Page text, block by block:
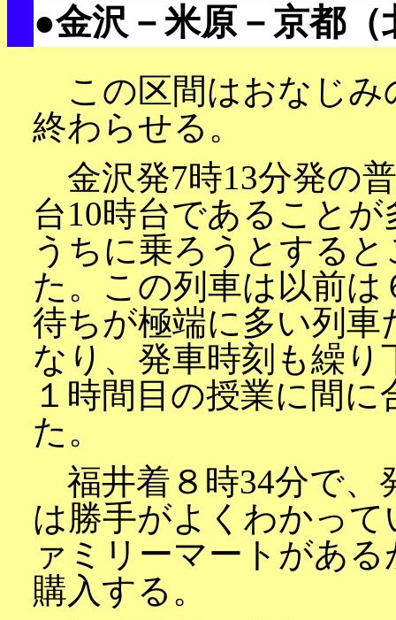
●金沢－米原－京都
この区間はおなじみ
終わらせる。
金沢発7時13分発の
台10時台であること
うちに乗ろうとする
た。この列車は以前は
待ちが極端に多い列
なり、発車時刻も繰
１時間目の授業に間
た。
福井着８時34分で、
は勝手がよくわかっ
ァミリーマートがあ
購入する。